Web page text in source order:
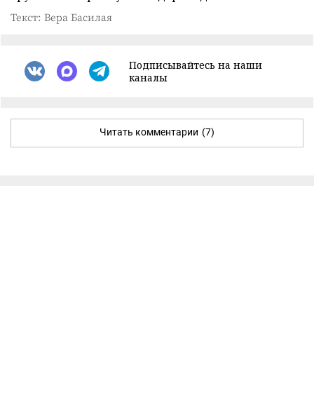
Текст: Вера Басилая
Подписывайтесь на наши
каналы
Читать комментарии (7)